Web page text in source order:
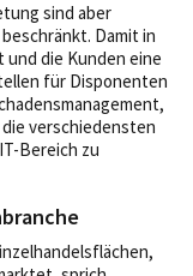
sind aber
Damit in
die Kunden eine
für Disponenten
verschiedensten
Bereich zu